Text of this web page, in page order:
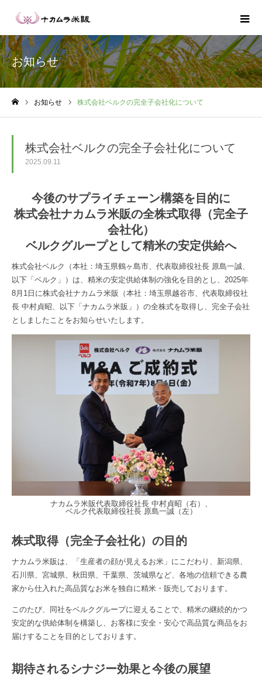
お知らせ
お知らせ 株式会社ベルクの完全子会社化について
株式会社ベルクの完全子会社化について
2025.09.11
今後のサプライチェーン構築を目的に
株式会社ナカムラ米販の全株式取得（完全子
会社化）
ベルクグループとして精米の安定供給へ
株式会社ベルク（本社：埼玉県鶴ヶ島市、代表取締役社長 原島一誠、
以下「ベルク」）は、精米の安定供給体制の強化を目的とし、2025年
8月1日に株式会社ナカムラ米販（本社：埼玉県越谷市、代表取締役社
長 中村貞昭、以下「ナカムラ米販」）の全株式を取得し、完全子会社
としましたことをお知らせいたします。
ナカムラ米販代表取締役社長 中村貞昭（右）、
ベルク代表取締役社長 原島一誠（左）
株式取得（完全子会社化）の目的
ナカムラ米販は、「生産者の顔が見えるお米」にこだわり、新潟県、
石川県、宮城県、秋田県、千葉県、茨城県など、各地の信頼できる農
家から仕入れた高品質なお米を独自に精米・販売しております。
このたび、同社をベルクグループに迎えることで、精米の継続的かつ
安定的な供給体制を構築し、お客様に安全・安心で高品質な商品をお
届けすることを目的としております。
期待されるシナジー効果と今後の展望